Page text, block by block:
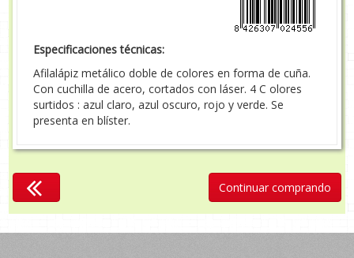
Especificaciones técnicas:
Afilalápiz metálico doble de colores en forma de cuña.
Con cuchilla de acero, cortados con láser. 4 C olores
surtidos : azul claro, azul oscuro, rojo y verde. Se
presenta en blíster.
Continuar comprando